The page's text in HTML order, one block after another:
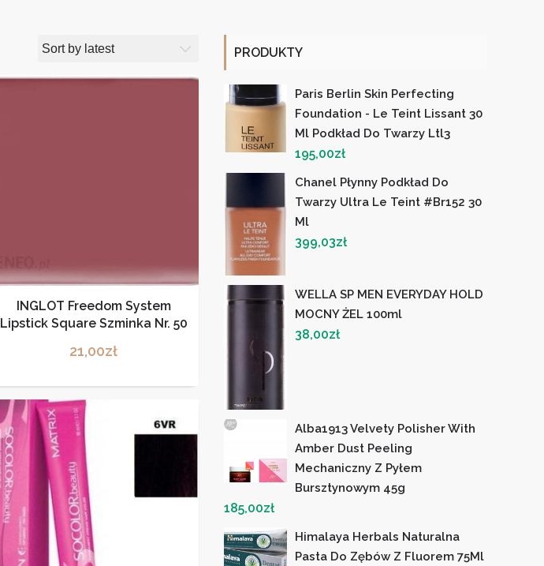
INGLOT Freedom System
Lipstick Square Szminka Nr. 50
21,00zł
PRODUKTY
Paris Berlin Skin Perfecting
Foundation - Le Teint Lissant 30
Ml Podkład Do Twarzy Ltl3
195,00zł
Chanel Płynny Podkład Do
Twarzy Ultra Le Teint #br152 30
Ml
399,03zł
WELLA SP MEN EVERYDAY HOLD
MOCNY ŻEL 100ml
38,00zł
Alba1913 Velvety Polisher With
Amber Dust Peeling
Mechaniczny Z Pyłem
Bursztynowym 45g
185,00zł
Himalaya Herbals Naturalna
Pasta Do Zębów Z Fluorem 75Ml